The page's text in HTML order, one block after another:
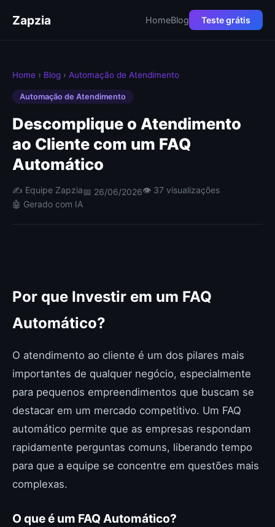
Zapzia HomeBlog Teste grátis
Home › Blog › Automação de Atendimento
Automação de Atendimento
Descomplique o Atendimento
ao Cliente com um FAQ
Automático
✍️ Equipe Zapzia📅 26/06/2026👁 37 visualizações
🤖 Gerado com IA
Por que Investir em um FAQ
Automático?
O atendimento ao cliente é um dos pilares mais
importantes de qualquer negócio, especialmente
para pequenos empreendimentos que buscam se
destacar em um mercado competitivo. Um FAQ
automático permite que as empresas respondam
rapidamente perguntas comuns, liberando tempo
para que a equipe se concentre em questões mais
complexas.
O que é um FAQ Automático?